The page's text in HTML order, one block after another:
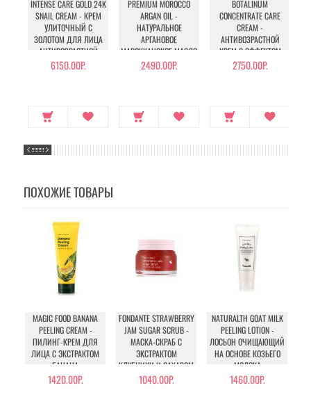
INTENSE CARE GOLD 24K
SNAIL CREAM - КРЕМ
УЛИТОЧНЫЙ С
ЗОЛОТОМ ДЛЯ ЛИЦА
АНТИВОЗРАСТНОЙ
6150.00Р.
PREMIUM MOROCCO
ARGAN OIL -
НАТУРАЛЬНОЕ
АРГАНОВОЕ
МАРОККАНСКОЕ МАСЛО
ДЛЯ ВОЛОС
2490.00Р.
BOTALINUM
CONCENTRATE CARE
CREAM -
АНТИВОЗРАСТНОЙ
КРЕМ С ЭФФЕКТОМ
БОТОКСА
2750.00Р.
ПОХОЖИЕ ТОВАРЫ
MAGIC FOOD BANANA
PEELING CREAM -
ПИЛИНГ-КРЕМ ДЛЯ
ЛИЦА С ЭКСТРАКТОМ
БАНАНА
1420.00Р.
FONDANTE STRAWBERRY
JAM SUGAR SCRUB -
МАСКА-СКРАБ С
ЭКСТРАКТОМ
КЛУБНИКИ И САХАРОМ
1040.00Р.
NATURALTH GOAT MILK
PEELING LOTION -
ЛОСЬОН ОЧИЩАЮЩИЙ
НА ОСНОВЕ КОЗЬЕГО
МОЛОКА
1460.00Р.